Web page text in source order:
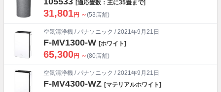
[適応畳数：主に35畳まで]
31,801円 ～(53店舗)
空気清浄機 /パナソニック / 2021年9月21日
F-MV1300-W [ホワイト]
65,300円 ～(80店舗)
空気清浄機 /パナソニック / 2021年9月21日
F-MV4300-WZ [マテリアルホワイト]